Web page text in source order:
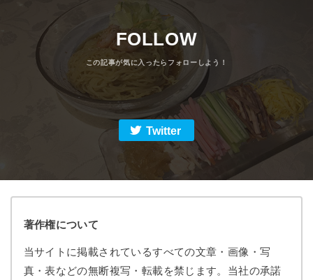
FOLLOW
Twitter
著作権について
当サイトに掲載されているすべての文章・画像・写
真・表などの無断複写・転載を禁じます。当社の承諾